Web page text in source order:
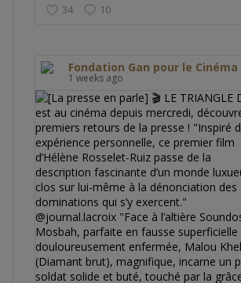
34 10
Fondation Gan pour le Cinéma
1 weeks ago